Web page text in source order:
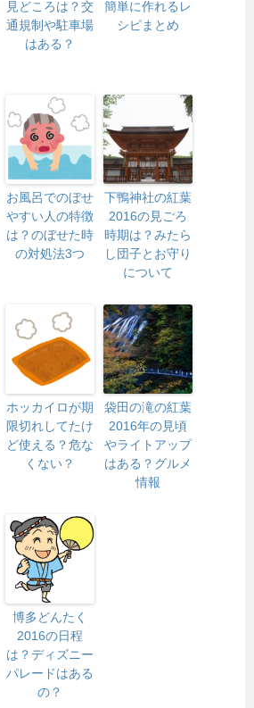
見どころは？交
通規制や駐車場
はある？
簡単に作れるレ
シピまとめ
お風呂でのぼせ
やすい人の特徴
は？のぼせた時
の対処法3つ
下鴨神社の紅葉
2016の見ごろ
時期は？みたら
し団子とお守り
について
ホッカイロが期
限切れしてたけ
ど使える？危な
くない？
袋田の滝の紅葉
2016年の見頃
やライトアップ
はある？グルメ
情報
博多どんたく
2016の日程
は？ディズニー
パレードはある
の？